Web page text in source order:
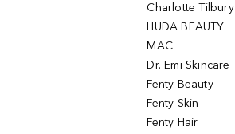
Charlotte Tilbury
HUDA BEAUTY
MAC
Dr. Emi Skincare
Fenty Beauty
Fenty Skin
Fenty Hair